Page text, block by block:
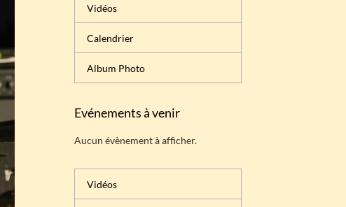
Vidéos
Calendrier
Album Photo
Evénements à venir
Aucun évènement à afficher.
Vidéos